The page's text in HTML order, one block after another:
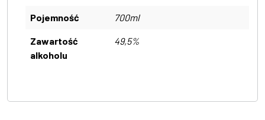
Pojemność 700ml
Zawartość
alkoholu
49,5%